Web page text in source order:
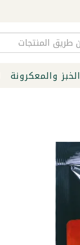
الخبز والمعكرونة